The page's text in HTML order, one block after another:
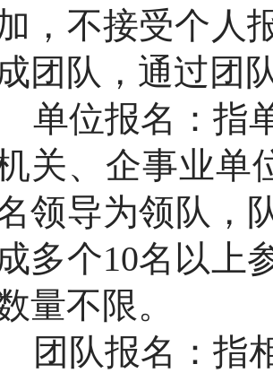
，不接受个人
团队，通过团
单位报名：指
关、企事业单
领导为领队，
多个10名以上
量不限。
团队报名：指